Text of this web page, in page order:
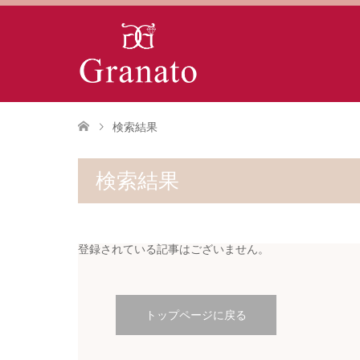
検索結果
検索結果
登録されている記事はございません。
トップページに戻る